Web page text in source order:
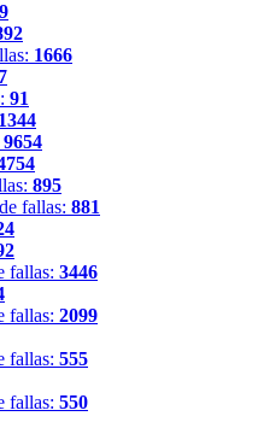
1666
91
1344
9654
895
fallas: 881
fallas: 3446
fallas: 2099
fallas: 555
fallas: 550